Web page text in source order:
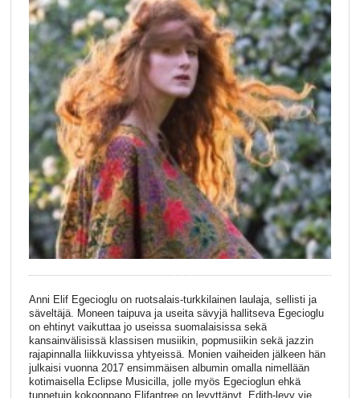
Anni Elif Egecioglu on ruotsalais-turkkilainen laulaja, sellisti ja
säveltäjä. Moneen taipuva ja useita sävyjä hallitseva Egecioglu
on ehtinyt vaikuttaa jo useissa suomalaisissa sekä
kansainvälisissä klassisen musiikin, popmusiikin sekä jazzin
rajapinnalla liikkuvissa yhtyeissä. Monien vaiheiden jälkeen hän
julkaisi vuonna 2017 ensimmäisen albumin omalla nimellään
kotimaisella Eclipse Musicilla, jolle myös Egecioglun ehkä
tunnetuin kokoonpano Elifantree on levyttänyt. Edith-levy vie